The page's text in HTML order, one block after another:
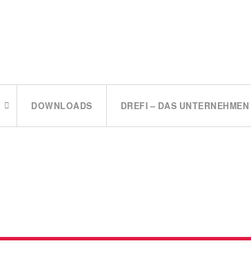
DOWNLOADS DREFI – DAS UNTERNEHMEN